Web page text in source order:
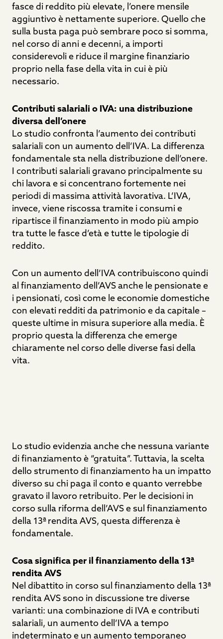
fasce di reddito più elevate, l’onere mensile
aggiuntivo è nettamente superiore. Quello che
sulla busta paga può sembrare poco si somma,
nel corso di anni e decenni, a importi
considerevoli e riduce il margine finanziario
proprio nella fase della vita in cui è più
necessario.
Contributi salariali o IVA: una distribuzione
diversa dell’onere
Lo studio confronta l’aumento dei contributi
salariali con un aumento dell’IVA. La differenza
fondamentale sta nella distribuzione dell’onere.
I contributi salariali gravano principalmente su
chi lavora e si concentrano fortemente nei
periodi di massima attività lavorativa. L’IVA,
invece, viene riscossa tramite i consumi e
ripartisce il finanziamento in modo più ampio
tra tutte le fasce d’età e tutte le tipologie di
reddito.
Con un aumento dell’IVA contribuiscono quindi
al finanziamento dell’AVS anche le pensionate e
i pensionati, così come le economie domestiche
con elevati redditi da patrimonio e da capitale –
queste ultime in misura superiore alla media. È
proprio questa la differenza che emerge
chiaramente nel corso delle diverse fasi della
vita.
Lo studio evidenzia anche che nessuna variante
di finanziamento è “gratuita”. Tuttavia, la scelta
dello strumento di finanziamento ha un impatto
diverso su chi paga il conto e quanto verrebbe
gravato il lavoro retribuito. Per le decisioni in
corso sulla riforma dell’AVS e sul finanziamento
della 13ª rendita AVS, questa differenza è
fondamentale.
Cosa significa per il finanziamento della 13ª
rendita AVS
Nel dibattito in corso sul finanziamento della 13ª
rendita AVS sono in discussione tre diverse
varianti: una combinazione di IVA e contributi
salariali, un aumento dell’IVA a tempo
indeterminato e un aumento temporaneo